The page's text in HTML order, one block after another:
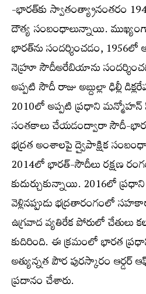
-భారత్‌కు స్వాతంత్య్రానంతరం
దౌత్య సంబంధాలున్నాయి.
భారత్‌ను సందర్శించడం,
నెహ్రూ సౌదీఅరేబియాను
అప్పటి సౌదీ రాజు అబ్దుల్లా ఢిల్లీ
2010లో అప్పటి ప్రధాని
సంతకాలు చేయడంద్వారా సౌదీ-
భద్రత అంశాలపై ద్వైపాక్షిక
2014లో భారత్-సౌదీలు రక్షణ
కుదుర్చుకున్నాయి. 2016లో
వెళ్లినప్పుడు భద్రతారంగంలో
ఉగ్రవాద వ్యతిరేక పోరులో చేతులు
కుదిరింది. ఈ క్రమంలో భారత
అత్యున్నత పౌర పురస్కారం ఆర్డర్
ప్రదానం చేశారు.